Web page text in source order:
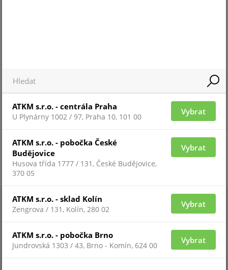
ZAŘAZENÍ ZBOŽÍ
IP kamery
ATKM s.r.o. - centrála Praha
U Plynárny 1002 / 97, Praha 10, 101 00
Vybrat
ATKM s.r.o. - pobočka České
Budějovice
Husova třída 1777 / 131, České Budějovice,
370 05
Vybrat
ATKM s.r.o. - sklad Kolín
Zengrova / 131, Kolín, 280 02
Vybrat
ATKM s.r.o. - pobočka Brno
Jundrovská 1303 / 43, Brno - Komín, 624 00
Vybrat